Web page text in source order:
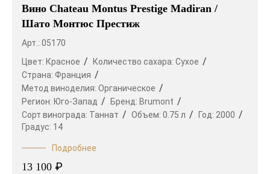
Вино Chateau Montus Prestige Madiran /
Шато Монтюс Престиж
Арт.: 05170
Цвет: Красное Количество сахара: Сухое
Страна: Франция
Метод виноделия: Органическое
Регион: Юго-Запад Бренд: Brumont
Сорт винограда: Таннат Объем: 0.75 л Год: 2000
Градус: 14
Подробнее
13 100 ₽